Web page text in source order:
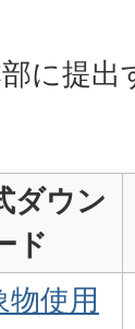
に提
ダウン
ド
物使用